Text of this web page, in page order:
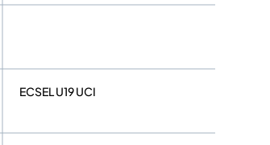
ECSEL U19 UCI